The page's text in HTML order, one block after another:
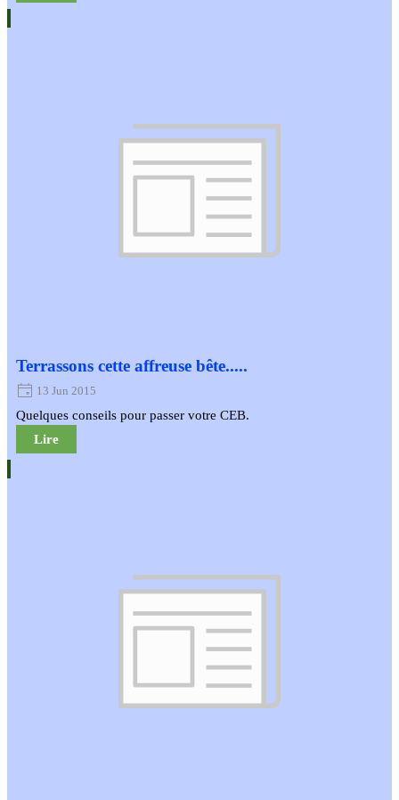
Terrassons cette affreuse bête.....
13 Jun 2015
Quelques conseils pour passer votre CEB.
Lire